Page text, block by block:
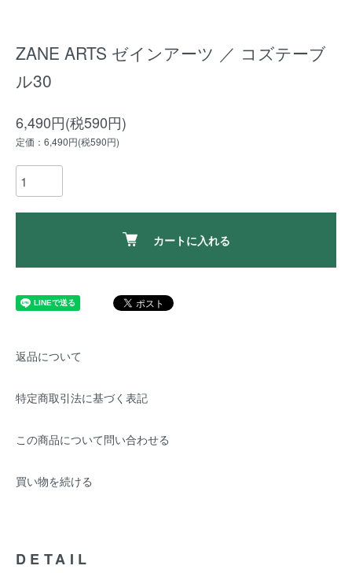
ZANE ARTS ゼインアーツ ／ コズテーブ
ル30
6,490円(税590円)
定価：6,490円(税590円)
カートに入れる
返品について
特定商取引法に基づく表記
この商品について問い合わせる
買い物を続ける
DETAIL